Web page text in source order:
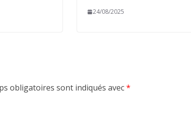
24/08/2025
obligatoires sont indiqués avec*